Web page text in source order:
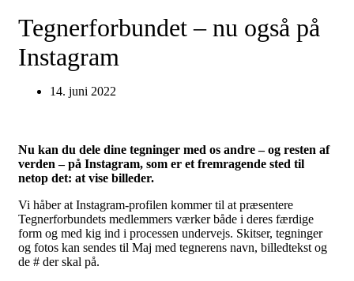
Tegnerforbundet – nu også på
Instagram
14. juni 2022
Nu kan du dele dine tegninger med os andre – og resten af
verden – på Instagram, som er et fremragende sted til
netop det: at vise billeder.
Vi håber at Instagram-profilen kommer til at præsentere
Tegnerforbundets medlemmers værker både i deres færdige
form og med kig ind i processen undervejs. Skitser, tegninger
og fotos kan sendes til Maj med tegnerens navn, billedtekst og
de # der skal på.